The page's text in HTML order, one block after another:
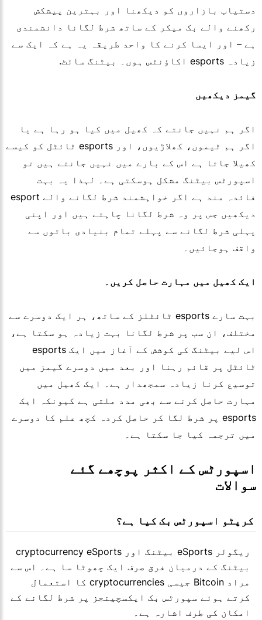
دستیاب بازاروں کو دیکھنا اور بہترین پیشکش
رکھنے والے بک میکر کے ساتھ شرط لگانا دانشمندی
ہے – اور ایسا کرنے کا واحد طریقہ یہ ہے کہ ایک سے
زیادہ esports اکاؤنٹس ہوں۔ بیٹنگ سائٹ.
گیمز دیکھیں
اگر ہم نہیں جانتے کہ کھیل میں کیا ہو رہا ہے یا
اگر ہم ٹیموں، کھلاڑیوں، اور esports ٹائٹل کو کیسے
کھیلا جاتا ہے اس کے بارے میں نہیں جانتے ہیں تو
اسپورٹس بیٹنگ مشکل ہوسکتی ہے۔ لہذا یہ بہت
فائدہ مند ہے اگر خواہشمند شرط لگانے والے esport
دیکھیں جس پر وہ شرط لگانا چاہتے ہیں اور اپنی
پہلی شرط لگانے سے پہلے تمام بنیادی باتوں سے
واقف ہوجائیں۔
ایک کھیل میں مہارت حاصل کریں۔
بہت سارے esports ٹائٹلز کے ساتھ، ہر ایک دوسرے سے
مختلف، ان سب پر شرط لگانا بہت زیادہ ہو سکتا ہے،
اس لیے بیٹنگ کی کوشش کے آغاز میں ایک esports
ٹائٹل پر قائم رہنا اور بعد میں دوسرے گیمز میں
توسیع کرنا زیادہ سمجھدار ہے۔ ایک کھیل میں
مہارت حاصل کرنے سے بھی مدد ملتی ہے کیونکہ ایک
esports پر شرط لگا کر حاصل کردہ کچھ علم کا دوسرے
میں ترجمہ کیا جا سکتا ہے۔
سوالات
ریگولر eSports بیٹنگ اور cryptocurrency eSports
بیٹنگ کے درمیان فرق صرف ایک چھوٹا سا ہے۔ اس سے
مراد Bitcoin جیسی cryptocurrencies کا استعمال
کرتے ہوئے سپورٹس بک ایکسچینجز پر شرط لگانے کے
امکان کی طرف اشارہ ہے۔